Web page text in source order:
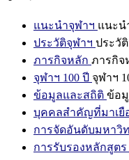
แนะนำจุฬาฯ แนะน
ประวัติจุฬาฯ ประวั
ภารกิจหลัก ภารกิจ
จุฬาฯ 100 ปี จุฬาฯ
ข้อมูลและสถิติ ข้อ
บุคคลสำคัญที่มาเยื
การจัดอันดับมหาวิ
การรับรองหลักสูตร